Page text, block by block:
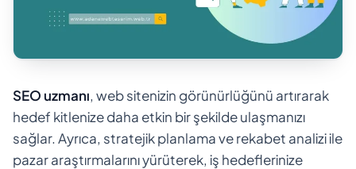
SEO uzmanı, web sitenizin görünürlüğünü artırarak
hedef kitlenize daha etkin bir şekilde ulaşmanızı
sağlar. Ayrıca, stratejik planlama ve rekabet analizi ile
pazar araştırmalarını yürüterek, iş hedeflerinize